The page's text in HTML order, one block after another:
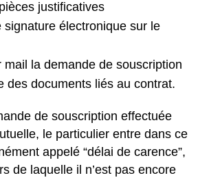
justificatives
signature électronique sur le
mail la demande de souscription
des documents liés au contrat.
de souscription effectuée
le particulier entre dans ce
appelé “délai de carence”,
de laquelle il n’est pas encore